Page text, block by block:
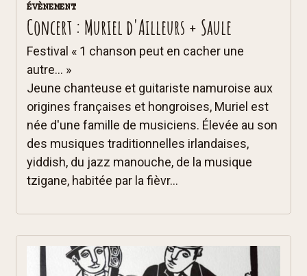
ÉVÈNEMENT
Concert : Muriel d'Ailleurs + Saule
Festival « 1 chanson peut en cacher une
autre… »
Jeune chanteuse et guitariste namuroise aux
origines françaises et hongroises, Muriel est
née d'une famille de musiciens. Élevée au son
des musiques traditionnelles irlandaises,
yiddish, du jazz manouche, de la musique
tzigane, habitée par la fièvr...